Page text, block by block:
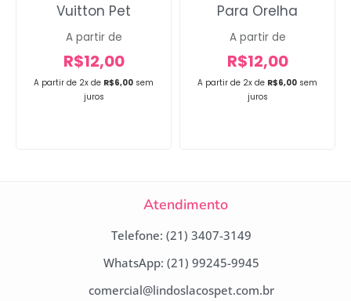
A partir de 2x de R$6,00 sem
juros
Vuitton Pet
A partir de
R$12,00
A partir de 2x de R$6,00 sem
juros
Para Orelha
A partir de
R$12,00
Atendimento
Telefone: (21) 3407-3149
WhatsApp: (21) 99245-9945
comercial@lindoslacospet.com.br